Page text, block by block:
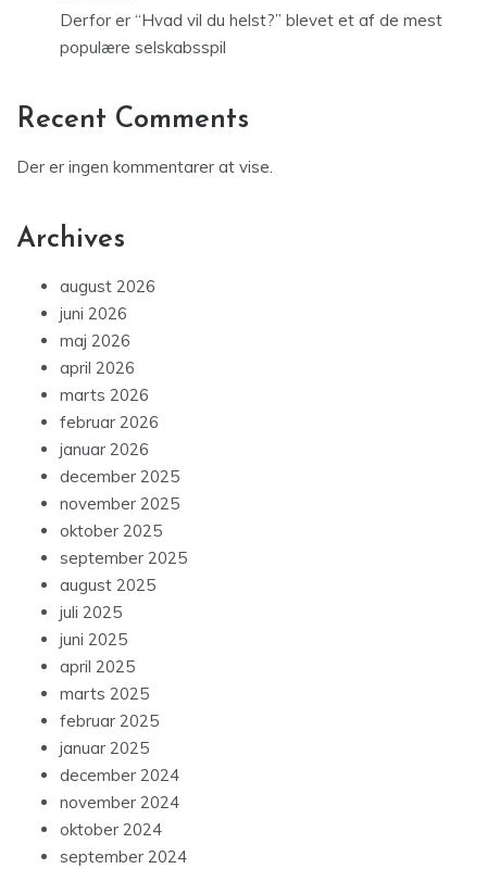
Derfor er “Hvad vil du helst?” blevet et af de mest
populære selskabsspil
Recent Comments
Der er ingen kommentarer at vise.
Archives
august 2026
juni 2026
maj 2026
april 2026
marts 2026
februar 2026
januar 2026
december 2025
november 2025
oktober 2025
september 2025
august 2025
juli 2025
juni 2025
april 2025
marts 2025
februar 2025
januar 2025
december 2024
november 2024
oktober 2024
september 2024